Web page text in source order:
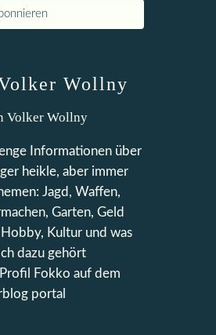
Wollny
Informationen über
heikle, aber immer
Jagd, Waffen,
Garten, Geld
Kultur und was
dazu gehört
Fokko auf dem
portal